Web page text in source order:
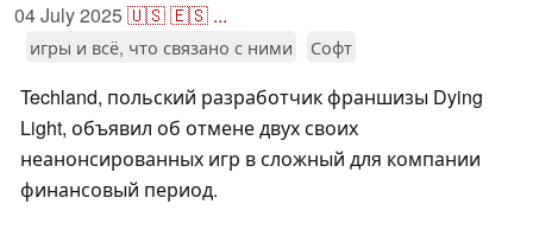
04 July 2025🇺🇸🇪🇸 ...
игры и всё, что связано с ними Софт
Techland, польский разработчик франшизы Dying
Light, объявил об отмене двух своих
неанонсированных игр в сложный для компании
финансовый период.